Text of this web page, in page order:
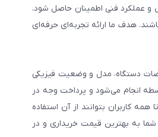
و عملکرد فنی اطمینان حاصل شود.
هدف ما ارائه تجربه‌ای حرفه‌ای
دستگاه، مدل و وضعیت فیزیکی
انجام می‌شود و پرداخت وجه در
کاربران بتوانند از آن استفاده
به بهترین قیمت خریداری و در